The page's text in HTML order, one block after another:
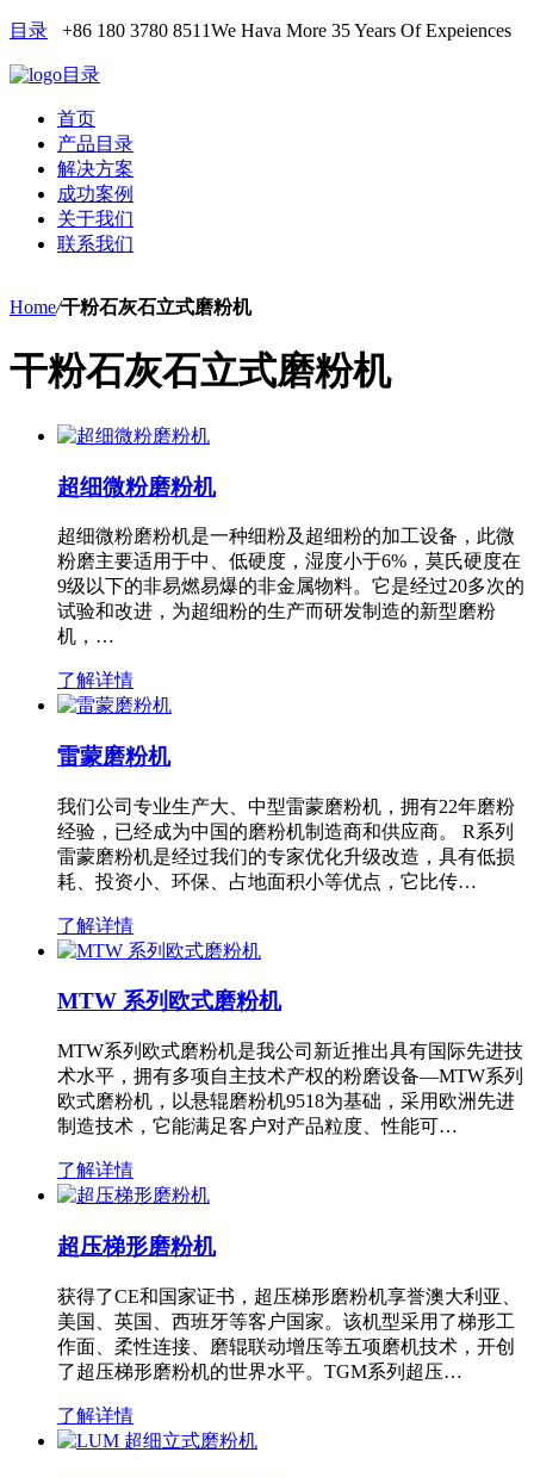
目录 +86 180 3780 8511We Hava More 35 Years Of Expeiences
目录
首页
产品目录
解决方案
成功案例
关于我们
联系我们
Home/干粉石灰石立式磨粉机
干粉石灰石立式磨粉机
超细微粉磨粉机
超细微粉磨粉机是一种细粉及超细粉的加工设备，此微
粉磨主要适用于中、低硬度，湿度小于6%，莫氏硬度在
9级以下的非易燃易爆的非金属物料。它是经过20多次的
试验和改进，为超细粉的生产而研发制造的新型磨粉
机，…
了解详情
雷蒙磨粉机
我们公司专业生产大、中型雷蒙磨粉机，拥有22年磨粉
经验，已经成为中国的磨粉机制造商和供应商。 R系列
雷蒙磨粉机是经过我们的专家优化升级改造，具有低损
耗、投资小、环保、占地面积小等优点，它比传…
了解详情
MTW 系列欧式磨粉机
MTW系列欧式磨粉机是我公司新近推出具有国际先进技
术水平，拥有多项自主技术产权的粉磨设备—MTW系列
欧式磨粉机，以悬辊磨粉机9518为基础，采用欧洲先进
制造技术，它能满足客户对产品粒度、性能可…
了解详情
超压梯形磨粉机
获得了CE和国家证书，超压梯形磨粉机享誉澳大利亚、
美国、英国、西班牙等客户国家。该机型采用了梯形工
作面、柔性连接、磨辊联动增压等五项磨机技术，开创
了超压梯形磨粉机的世界水平。TGM系列超压…
了解详情